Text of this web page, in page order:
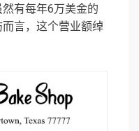
有每年6万美金的
言，这个营业额绰